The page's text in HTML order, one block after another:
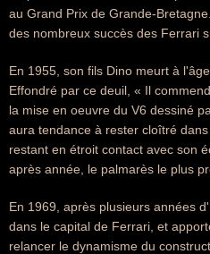
au Grand Prix de Grande-
des nombreux succès des Ferrari
En 1955, son fils Dino meurt à
Effondré par ce deuil, « Il
la mise en oeuvre du V6 dessiné
aura tendance à rester cloîtré
restant en étroit contact avec son
après année, le palmarès le plus
En 1969, après plusieurs années
dans le capital de Ferrari, et
relancer le dynamisme du